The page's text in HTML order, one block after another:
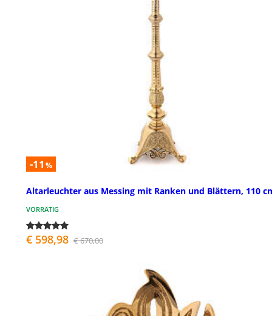
-11 %
Altarleuchter aus Messing mit Ranken und Blättern, 110
VORRÄTIG
€ 598,98 € 670,00